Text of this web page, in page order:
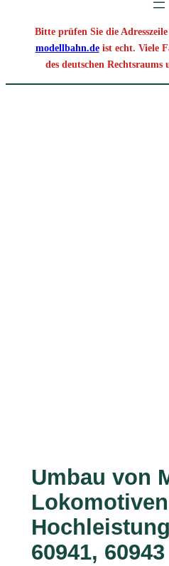
Bitte prüfen Sie die
modellbahn.deist echt. Viele
des deutschen Rechtsraums
Umbau von
60941,